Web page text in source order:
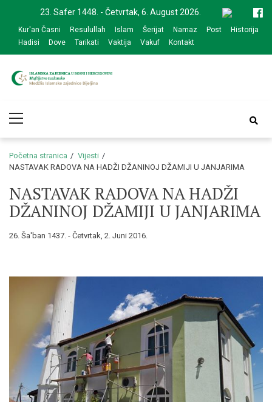
navigation
content
23. Safer 1448. - Četvrtak, 6. August 2026.
Kur'an Časni Resulullah Islam Šerijat Namaz Post
Historija
Hadisi
Dove Tarikati Vaktija Vakuf Kontakt
zajednice Bijeljina
Menu
Početna stranica
Vijesti
NASTAVAK RADOVA NA HADŽI DŽANINOJ DŽAMIJI U JANJARIMA
NASTAVAK RADOVA NA HADŽI
DŽANINOJ DŽAMIJI U JANJARIMA
26. Ša'ban 1437. - Četvrtak, 2. Juni 2016.